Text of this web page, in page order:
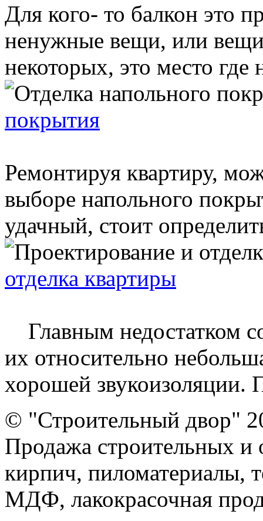
Для кого- то балкон это
ненужные вещи, или
некоторых, это место где
покрытия
Ремонтируя квартиру,
выборе напольного
удачный, стоит
отделка квартиры
Главным недостатком
их относительно
хорошей звукоизоляции.
© "Строительный двор"
Продажа строительных и
кирпич, пиломатериалы,
МДФ, лакокрасочная